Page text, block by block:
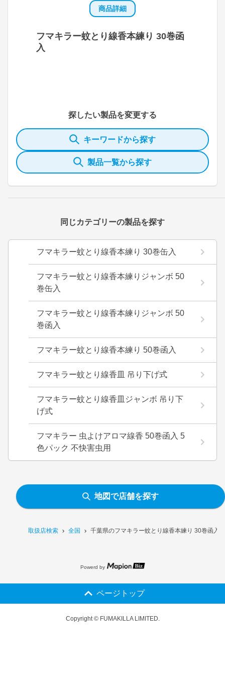
取扱店検索 全国 千葉県のフマキラー蚊とり線香本練り 30巻函入
商品詳細
フマキラー蚊とり線香本練り 30巻函
入
探したい製品を変更する
キーワードから探す
製品一覧から探す
同じカテゴリーの製品を探す
フマキラー蚊とり線香本練り 30巻缶入
フマキラー蚊とり線香本練りジャンボ 50
巻缶入
フマキラー蚊とり線香本練りジャンボ 50
巻函入
フマキラー蚊とり線香本練り 50巻函入
フマキラー蚊とり線香皿 吊り下げ式
フマキラー蚊とり線香皿ジャンボ 吊り下
げ式
フマキラー 虫よけアロマ線香 50巻函入 5
色パック 不快害虫用
地図で店舗を探す
Powerd by
ページトップ
Copyright © FUMAKILLA LIMITED.